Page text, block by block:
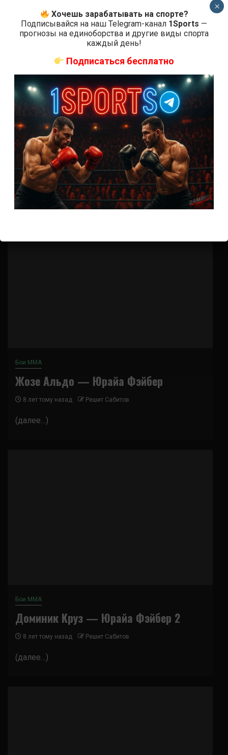
Бои ММА
Доминик Круз — Юрайа Фэйбер 3
8 лет тому назад Решит Сабитов
(далее…)
Бои ММА
Жозе Альдо — Юрайа Фэйбер
8 лет тому назад Решит Сабитов
(далее…)
Бои ММА
Доминик Круз — Юрайа Фэйбер 2
8 лет тому назад Решит Сабитов
(далее…)
Хочешь зарабатывать на спорте?
Подписывайся на наш Telegram-канал 1Sports —
прогнозы на единоборства и другие виды спорта
каждый день!
Подписаться бесплатно
×